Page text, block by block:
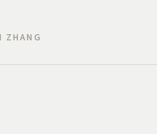
ZHANG